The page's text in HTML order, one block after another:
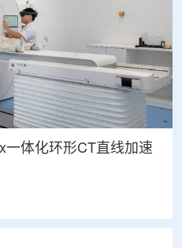
一体化环形CT直线加速